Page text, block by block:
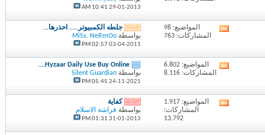
المنتدى
29-01-2013
10:41 AM
مشاهدة
تغذيات
المنتدى
المواضيع: 98
المشاركات: 763
جلطه الكمبيوتر..... احذرها...
بواسطةMiSs. NeRmOo
03-04-2011
02:57 PM
مشاهدة
تغذيات
المنتدى
المواضيع: 6.802
المشاركات: 8.116
Hyzaar Daily Use Buy Online....
بواسطةSilent Guardian
24-11-2021
05:45 PM
مشاهدة
المنتدى
المواضيع: 1.917
المشاركات:
13.792
كفاية
بواسطةفراشة الاسلام
31-01-2013
01:31 PM